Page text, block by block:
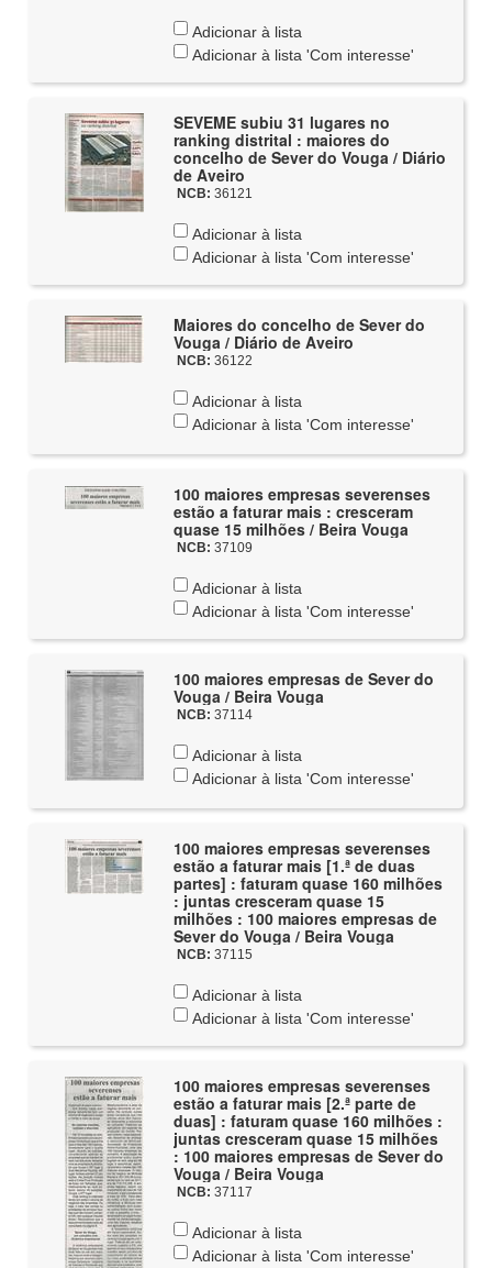
Adicionar à lista
Adicionar à lista 'Com interesse'
SEVEME subiu 31 lugares no
ranking distrital : maiores do
concelho de Sever do Vouga / Diário
de Aveiro
NCB: 36121
Adicionar à lista
Adicionar à lista 'Com interesse'
Maiores do concelho de Sever do
Vouga / Diário de Aveiro
NCB: 36122
Adicionar à lista
Adicionar à lista 'Com interesse'
100 maiores empresas severenses
estão a faturar mais : cresceram
quase 15 milhões / Beira Vouga
NCB: 37109
Adicionar à lista
Adicionar à lista 'Com interesse'
100 maiores empresas de Sever do
Vouga / Beira Vouga
NCB: 37114
Adicionar à lista
Adicionar à lista 'Com interesse'
100 maiores empresas severenses
estão a faturar mais [1.ª de duas
partes] : faturam quase 160 milhões
: juntas cresceram quase 15
milhões : 100 maiores empresas de
Sever do Vouga / Beira Vouga
NCB: 37115
Adicionar à lista
Adicionar à lista 'Com interesse'
100 maiores empresas severenses
estão a faturar mais [2.ª parte de
duas] : faturam quase 160 milhões :
juntas cresceram quase 15 milhões
: 100 maiores empresas de Sever do
Vouga / Beira Vouga
NCB: 37117
Adicionar à lista
Adicionar à lista 'Com interesse'